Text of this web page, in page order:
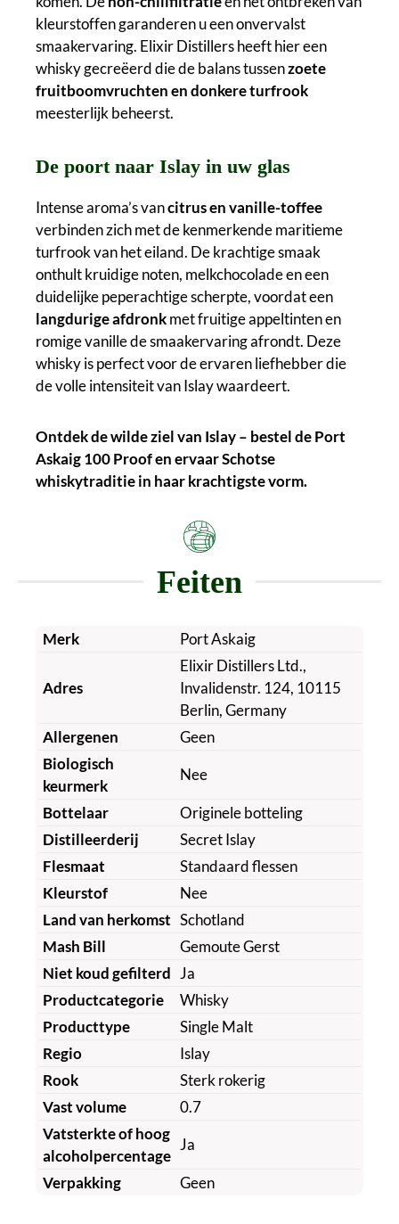
kleurstoffen garanderen u een onvervalst
smaakervaring. Elixir Distillers heeft hier een
whisky gecreëerd die de balans tussenzoete
fruitboomvruchten en donkere turfrook
meesterlijk beheerst.
De poort naar Islay in uw glas
Intense aroma’s vancitrus en vanille-toffee
verbinden zich met de kenmerkende maritieme
turfrook van het eiland. De krachtige smaak
onthult kruidige noten, melkchocolade en een
duidelijke peperachtige scherpte, voordat een
langdurige afdronkmet fruitige appeltinten en
romige vanille de smaakervaring afrondt. Deze
whisky is perfect voor de ervaren liefhebber die
de volle intensiteit van Islay waardeert.
Ontdek de wilde ziel van Islay – bestel de Port
Askaig 100 Proof en ervaar Schotse
whiskytraditie in haar krachtigste vorm.
Feiten
Merk Port Askaig
Adres
Elixir Distillers Ltd.,
Invalidenstr. 124, 10115
Berlin, Germany
Allergenen
Geen
Biologisch
keurmerk
Nee
Bottelaar
Originele botteling
Distilleerderij
Secret Islay
Flesmaat
Standaard flessen
Kleurstof
Nee
Land van herkomst Schotland
Mash Bill
Gemoute Gerst
Niet koud gefilterd Ja
Productcategorie
Whisky
Producttype
Single Malt
Regio
Islay
Rook
Sterk rokerig
Vast volume
0.7
Vatsterkte of hoog
alcoholpercentage
Ja
Verpakking Geen